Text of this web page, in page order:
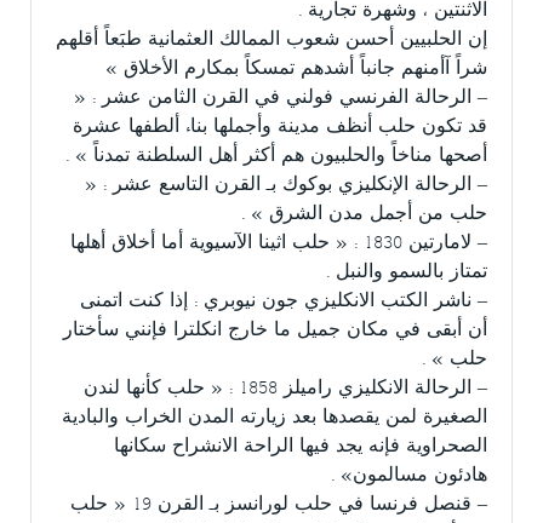
الاثنتين ، وشهرة تجارية .
إن الحلبيين أحسن شعوب الممالك العثمانية طبَعاً أقلهم
شراً آأمنهم جانباً أشدهم تمسكاً بمكارم الأخلاق »
– الرحالة الفرنسي فولني في القرن الثامن عشر : «
قد تكون حلب أنظف مدينة وأجملها بناء ألطفها عشرة
أصحها مناخاً والحلبيون هم أكثر أهل السلطنة تمدناً » .
– الرحالة الإنكليزي بوكوك بـ القرن التاسع عشر : «
حلب من أجمل مدن الشرق » .
– لامارتين 1830 : « حلب اثينا الآسيوية أما أخلاق أهلها
تمتاز بالسمو والنبل .
– ناشر الكتب الانكليزي جون نيوبري : إذا كنت اتمنى
أن أبقى في مكان جميل ما خارج انكلترا فإنني سأختار
حلب » .
– الرحالة الانكليزي راميلز 1858 : « حلب كأنها لندن
الصغيرة لمن يقصدها بعد زيارته المدن الخراب والبادية
الصحراوية فإنه يجد فيها الراحة الانشراح سكانها
هادئون مسالمون» .
– قنصل فرنسا في حلب لورانسز بـ القرن 19 « حلب